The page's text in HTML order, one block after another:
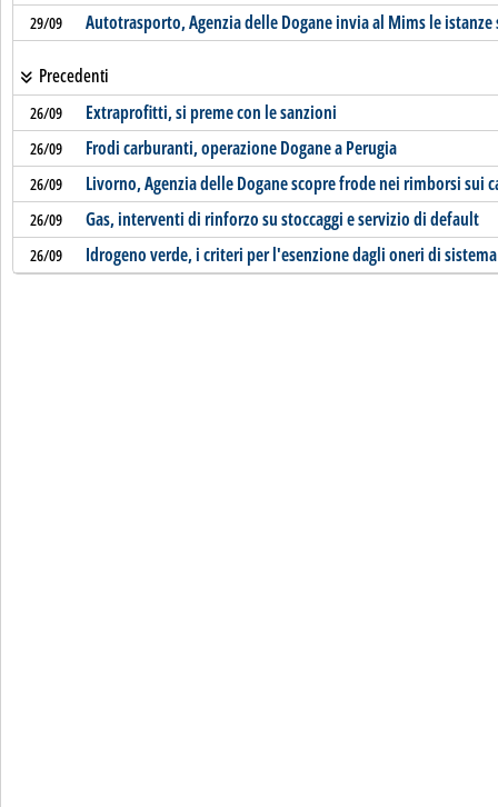
29/09 Autotrasporto, Agenzia delle Dogane invia al Mims le
Precedenti
26/09 Extraprofitti, si preme con le sanzioni
26/09 Frodi carburanti, operazione Dogane a Perugia
26/09 Livorno, Agenzia delle Dogane scopre frode nei rimborsi sui
26/09 Gas, interventi di rinforzo su stoccaggi e servizio di default
26/09 Idrogeno verde, i criteri per l'esenzione dagli oneri di sistema